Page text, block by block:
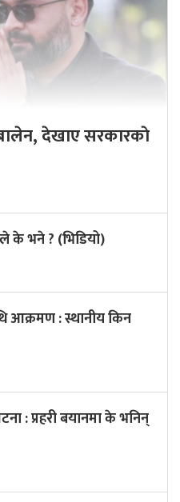
बालेन, देखाए सरकारकाे
के भने ? (भिडियो)
आक्रमण : स्थानीय किन
: प्रहरी बयानमा के भनिन्